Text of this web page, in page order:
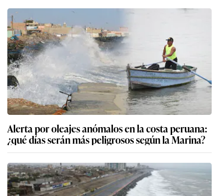
Alerta por oleajes anómalos en la costa peruana:
¿qué días serán más peligrosos según la Marina?